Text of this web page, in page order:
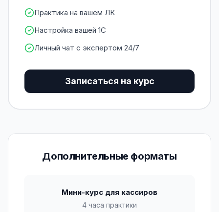
Практика на вашем ЛК
Настройка вашей 1С
Личный чат с экспертом 24/7
Записаться на курс
Дополнительные форматы
Мини-курс для кассиров
4 часа практики